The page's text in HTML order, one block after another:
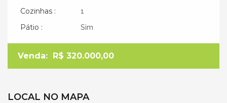
Cozinhas : 1
Pátio : Sim
Venda: R$ 320.000,00
LOCAL NO MAPA